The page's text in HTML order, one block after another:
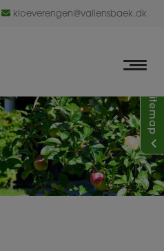
kloeverengen@vallensbaek.dk
Sitemap